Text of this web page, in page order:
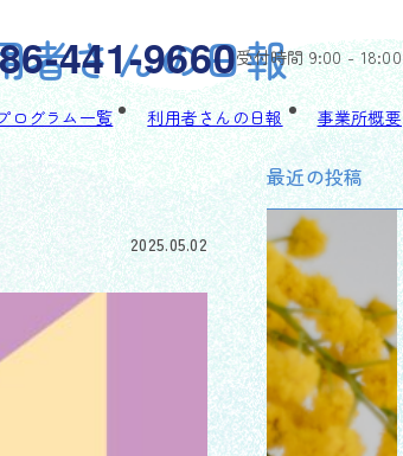
441-9660受付時間 9:00 - 18:00
ログラム一覧 利用者さんの日報 事業所概要
者さんの日報
2025.05.02
最近の投稿